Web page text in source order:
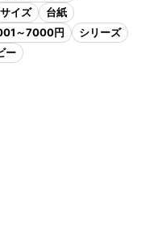
サイズ
台紙
～7000円
シリーズ
ー